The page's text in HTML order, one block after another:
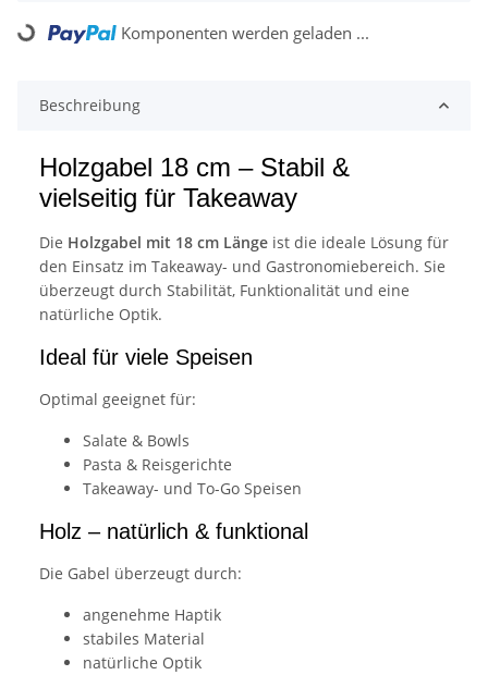
Loading... Komponenten werden geladen ...
Beschreibung
Holzgabel 18 cm – Stabil &
vielseitig für Takeaway
Die Holzgabel mit 18 cm Länge ist die ideale Lösung für
den Einsatz im Takeaway- und Gastronomiebereich. Sie
überzeugt durch Stabilität, Funktionalität und eine
natürliche Optik.
Ideal für viele Speisen
Optimal geeignet für:
Salate & Bowls
Pasta & Reisgerichte
Takeaway- und To-Go Speisen
Holz – natürlich & funktional
Die Gabel überzeugt durch:
angenehme Haptik
stabiles Material
natürliche Optik